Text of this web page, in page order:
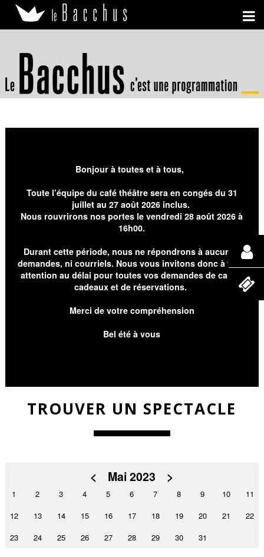
Bonjour à toutes et à tous,
Toute l’équipe du café théâtre sera en congés du 31
juillet au 27 août 2026 inclus.
Nous rouvrirons nos portes le vendredi 28 août 2026 à
16h00.
Durant cette période, nous ne répondrons à aucunes
demandes, ni courriels. Nous vous invitons donc à faire
attention au délai pour toutes vos demandes de cartes
cadeaux et de réservations.
Merci de votre compréhension
Bel été à vous
TROUVER UN SPECTACLE
< Mai 2023 >
1 2 3 4 5 6 7 8 9 10
11
12
13 14 15 16 17 18 19 20 21
22
23
24 25 26 27 28 29 30 31